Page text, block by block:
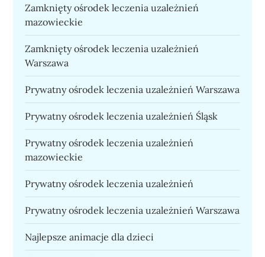
Zamknięty ośrodek leczenia uzależnień
mazowieckie
Zamknięty ośrodek leczenia uzależnień
Warszawa
Prywatny ośrodek leczenia uzależnień Warszawa
Prywatny ośrodek leczenia uzależnień Śląsk
Prywatny ośrodek leczenia uzależnień
mazowieckie
Prywatny ośrodek leczenia uzależnień
Prywatny ośrodek leczenia uzależnień Warszawa
Najlepsze animacje dla dzieci